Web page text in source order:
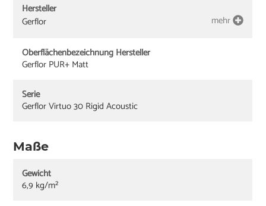
Hersteller
Gerflor
mehr
Oberflächenbezeichnung Hersteller
Gerflor PUR+ Matt
Serie
Gerflor Virtuo 30 Rigid Acoustic
Maße
Gewicht
6,9 kg/m²